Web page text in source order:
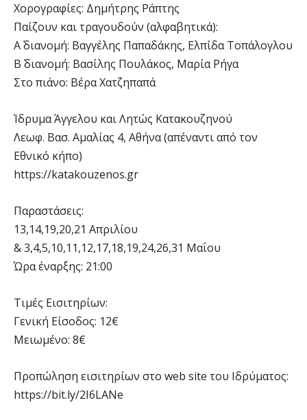
Χορογραφίες: Δημήτρης Ράπτης
Παίζουν και τραγουδούν (αλφαβητικά):
Α΄ διανομή: Βαγγέλης Παπαδάκης, Ελπίδα Τοπάλογλου
Β΄ διανομή: Βασίλης Πουλάκος, Μαρία Ρήγα
Στο πιάνο: Βέρα Χατζηπαπά
Ίδρυμα Άγγελου και Λητώς Κατακουζηνού
Λεωφ. Βασ. Αμαλίας 4, Αθήνα (απέναντι από τον
Εθνικό κήπο)
https://katakouzenos.gr
Παραστάσεις:
13,14,19,20,21 Απριλίου
& 3,4,5,10,11,12,17,18,19,24,26,31 Μαΐου
Ώρα έναρξης: 21:00
Τιμές Εισιτηρίων:
Γενική Είσοδος: 12€
Μειωμένο: 8€
Προπώληση εισιτηρίων στο web site του Ιδρύματος:
https://bit.ly/2I6LANe